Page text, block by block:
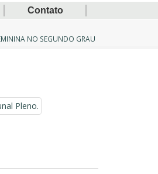
Contato
NO SEGUNDO GRAU